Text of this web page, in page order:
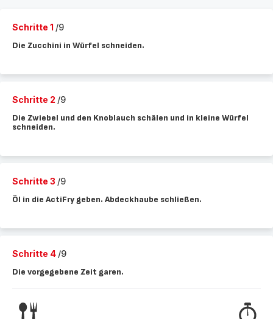
Schritte 1 /9
Die Zucchini in Würfel schneiden.
Schritte 2 /9
Die Zwiebel und den Knoblauch schälen und in kleine Würfel
schneiden.
Schritte 3 /9
Öl in die ActiFry geben. Abdeckhaube schließen.
Schritte 4 /9
Die vorgegebene Zeit garen.